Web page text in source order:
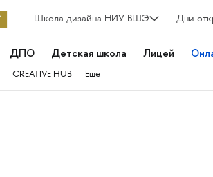
Школа дизайна НИУ ВШЭ Дни
ДПО Детская школа Лицей
CREATIVE HUB Ещё